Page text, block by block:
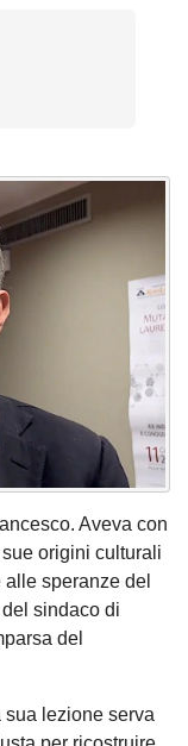
Aveva con
origini culturali
speranze del
sindaco di
del
lezione serva